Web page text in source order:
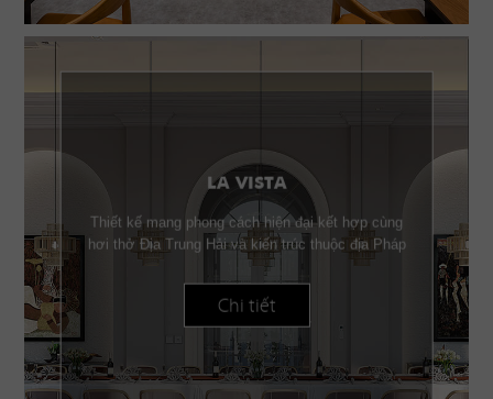
LA VISTA
Thiết kế mang phong cách hiện đại kết hợp cùng
hơi thở Địa Trung Hải và kiến trúc thuộc địa Pháp
Chi tiết